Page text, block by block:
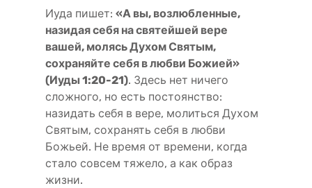
Иуда пишет: «А вы, возлюбленные,
назидая себя на святейшей вере
вашей, молясь Духом Святым,
сохраняйте себя в любви Божией»
(Иуды 1:20-21). Здесь нет ничего
сложного, но есть постоянство:
назидать себя в вере, молиться Духом
Святым, сохранять себя в любви
Божьей. Не время от времени, когда
стало совсем тяжело, а как образ
жизни.